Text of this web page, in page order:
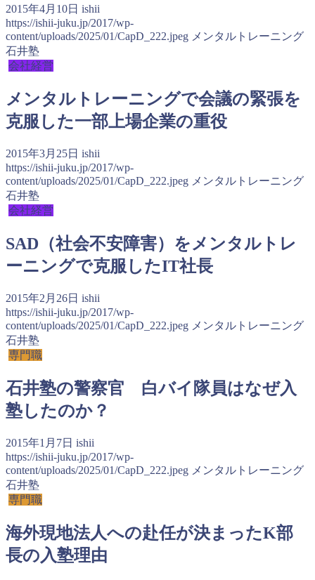
2015年4月10日 ishii
https://ishii-juku.jp/2017/wp-
content/uploads/2025/01/CapD_222.jpeg メンタルトレーニング
石井塾
会社経営
メンタルトレーニングで会議の緊張を
克服した一部上場企業の重役
2015年3月25日 ishii
https://ishii-juku.jp/2017/wp-
content/uploads/2025/01/CapD_222.jpeg メンタルトレーニング
石井塾
会社経営
SAD（社会不安障害）をメンタルトレ
ーニングで克服したIT社長
2015年2月26日 ishii
https://ishii-juku.jp/2017/wp-
content/uploads/2025/01/CapD_222.jpeg メンタルトレーニング
石井塾
専門職
石井塾の警察官 白バイ隊員はなぜ入
塾したのか？
2015年1月7日 ishii
https://ishii-juku.jp/2017/wp-
content/uploads/2025/01/CapD_222.jpeg メンタルトレーニング
石井塾
専門職
海外現地法人への赴任が決まったK部
長の入塾理由